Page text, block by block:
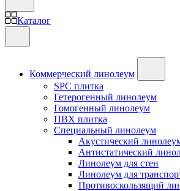
Каталог
Коммерческий линолеум
SPC плитка
Гетерогенный линолеум
Гомогенный линолеум
ПВХ плитка
Специальный линолеум
Акустический
Антистатический
Линолеум для стен
Линолеум для
Противоскользящий